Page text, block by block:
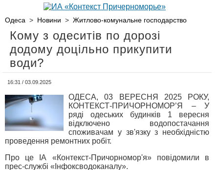
Одеса > Новини > Житлово-комунальне господарство
Кому з одеситів по дорозі
додому доцільно прикупити
води?
16:31 / 03.09.2025
ОДЕСА, 03 ВЕРЕСНЯ 2025 РОКУ,
КОНТЕКСТ-ПРИЧОРНОМОР’Я – У
ряді одеських будинків 1 вересня
відключено водопостачання
споживачам у зв'язку з необхідністю
проведення ремонтних робіт.
Про це ІА «Контекст-Причорномор'я» повідомили в
прес-службі «Інфоксводоканалу».